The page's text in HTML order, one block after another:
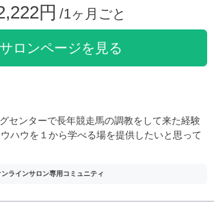
円 /1ヶ月ごと
サロンページを見る
センターで長年競走馬の調教をして来た経験
ハウを１から学べる場を提供したいと思って
ンラインサロン専用コミュニティ